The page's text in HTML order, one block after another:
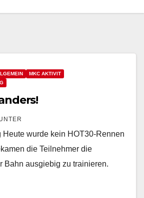
MKC AKTIVIT
Heute wurde kein HOT30-Rennen
die Teilnehmer die
Bahn ausgiebig zu trainieren.